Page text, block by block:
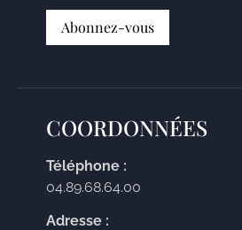
COORDONNÉES
Téléphone :
04.89.68.64.00
Adresse :